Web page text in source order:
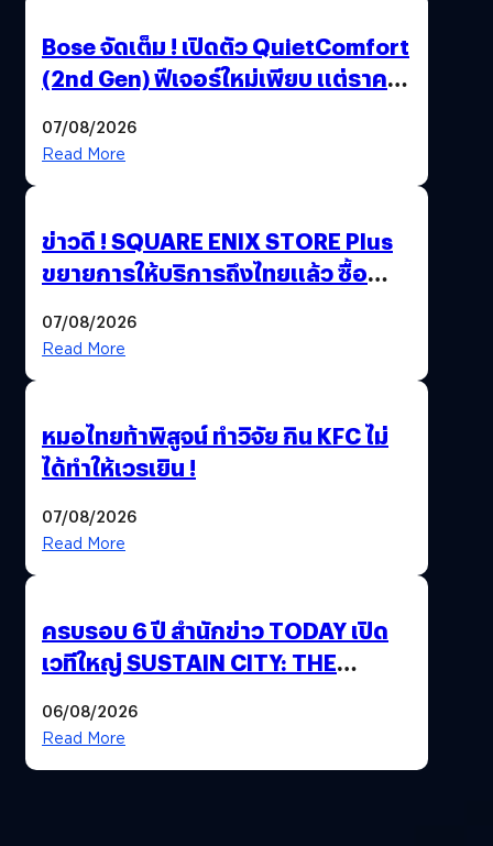
Bose จัดเต็ม ! เปิดตัว QuietComfort
(2nd Gen) ฟีเจอร์ใหม่เพียบ แต่ราคา
07/08/2026
Read More
ข่าวดี ! SQUARE ENIX STORE Plus
ขยายการให้บริการถึงไทยแล้ว ซื้อ
07/08/2026
Read More
หมอไทยท้าพิสูจน์ ทำวิจัย กิน KFC ไม่
ได้ทำให้เวรเยิน !
07/08/2026
Read More
ครบรอบ 6 ปี สำนักข่าว TODAY เปิด
เวทีใหญ่ SUSTAIN CITY: THE
ปรับตัวสู่เศรษฐกิจสีเขียวอย่างยั่งยืน
06/08/2026
Read More